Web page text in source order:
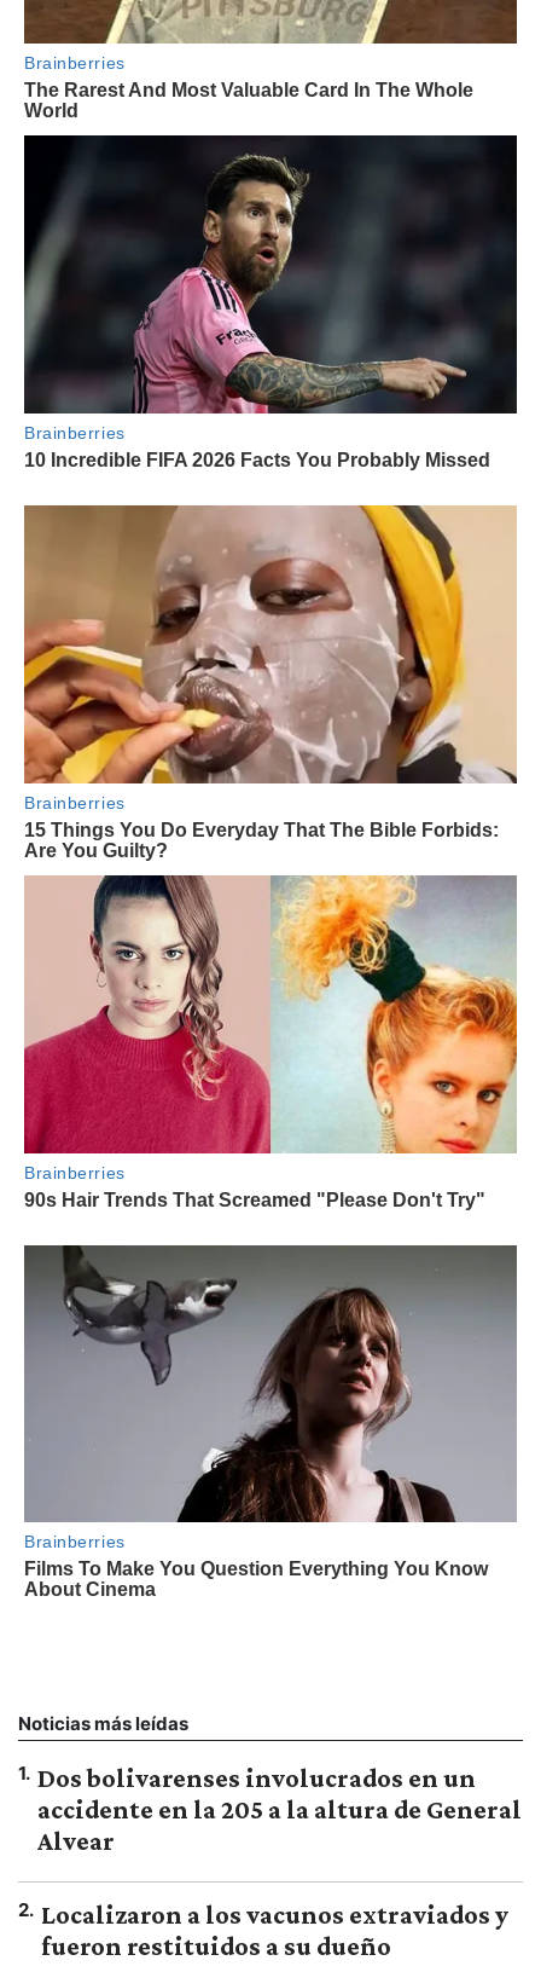
Noticias más leídas
1. Dos bolivarenses involucrados en un
accidente en la 205 a la altura de General
Alvear
2. Localizaron a los vacunos extraviados y
fueron restituidos a su dueño